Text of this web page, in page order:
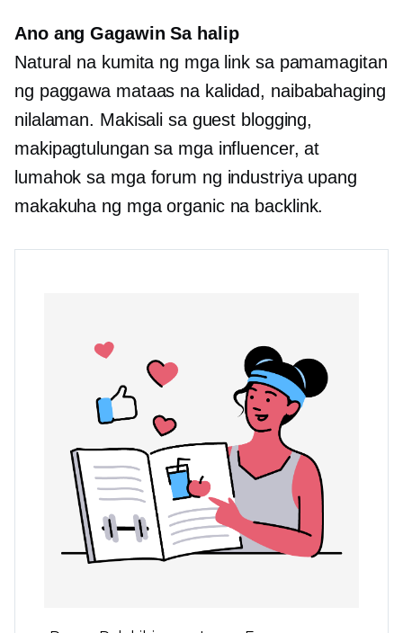
Ano ang Gagawin Sa halip
Natural na kumita ng mga link sa pamamagitan
ng paggawa mataas na kalidad, naibabahaging
nilalaman. Makisali sa guest blogging,
makipagtulungan sa mga influencer, at
lumahok sa mga forum ng industriya upang
makakuha ng mga organic na backlink.